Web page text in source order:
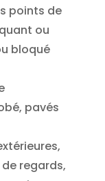
points de
ou
bloqué
pavés
regards,